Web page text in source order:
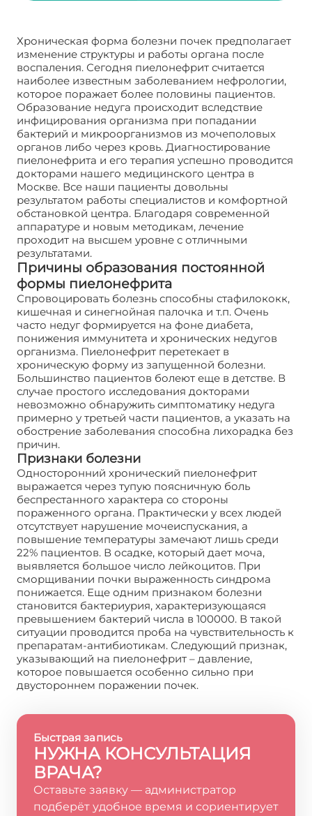
Хроническая форма болезни почек предполагает
изменение структуры и работы органа после
воспаления. Сегодня пиелонефрит считается
наиболее известным заболеванием нефрологии,
которое поражает более половины пациентов.
Образование недуга происходит вследствие
инфицирования организма при попадании
бактерий и микроорганизмов из мочеполовых
органов либо через кровь. Диагностирование
пиелонефрита и его терапия успешно проводится
докторами нашего медицинского центра в
Москве. Все наши пациенты довольны
результатом работы специалистов и комфортной
обстановкой центра. Благодаря современной
аппаратуре и новым методикам, лечение
проходит на высшем уровне с отличными
результатами.
Причины образования постоянной
формы пиелонефрита
Спровоцировать болезнь способны стафилококк,
кишечная и синегнойная палочка и т.п. Очень
часто недуг формируется на фоне диабета,
понижения иммунитета и хронических недугов
организма. Пиелонефрит перетекает в
хроническую форму из запущенной болезни.
Большинство пациентов болеют еще в детстве. В
случае простого исследования докторами
невозможно обнаружить симптоматику недуга
примерно у третьей части пациентов, а указать на
обострение заболевания способна лихорадка без
причин.
Признаки болезни
Односторонний хронический пиелонефрит
выражается через тупую поясничную боль
беспрестанного характера со стороны
пораженного органа. Практически у всех людей
отсутствует нарушение мочеиспускания, а
повышение температуры замечают лишь среди
22% пациентов. В осадке, который дает моча,
выявляется большое число лейкоцитов. При
сморщивании почки выраженность синдрома
понижается. Еще одним признаком болезни
становится бактериурия, характеризующаяся
превышением бактерий числа в 100000. В такой
ситуации проводится проба на чувствительность к
препаратам-антибиотикам. Следующий признак,
указывающий на пиелонефрит – давление,
которое повышается особенно сильно при
двустороннем поражении почек.
Быстрая запись
НУЖНА КОНСУЛЬТАЦИЯ
ВРАЧА?
Оставьте заявку — администратор
подберёт удобное время и сориентирует